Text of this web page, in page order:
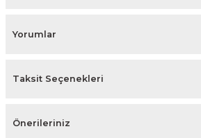
Yorumlar
Taksit Seçenekleri
Önerileriniz